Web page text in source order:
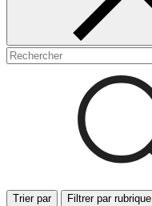
Trier par Filtrer par rubrique